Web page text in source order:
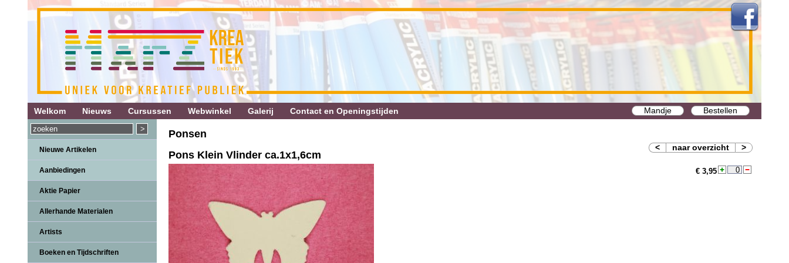
Welkom Nieuws Cursussen Webwinkel Galerij Contact en Openingstijden Mandje Bestellen
Nieuwe Artikelen
Aanbiedingen
Aktie Papier
Allerhande Materialen
Artists
Boeken en Tijdschriften
Ponsen
< naar overzicht >
Pons Klein Vlinder ca.1x1,6cm
€ 3,95